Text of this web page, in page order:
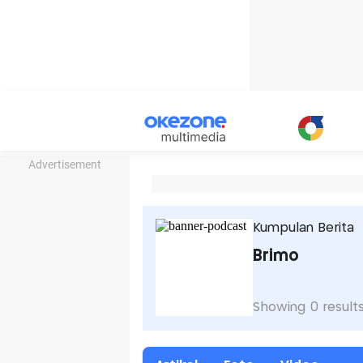
Advertisement
Kumpulan Berita
Brimo
Showing 0 results